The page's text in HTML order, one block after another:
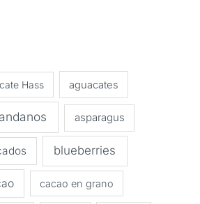
Hass aguacates
asparagus
blueberries
cacao en grano